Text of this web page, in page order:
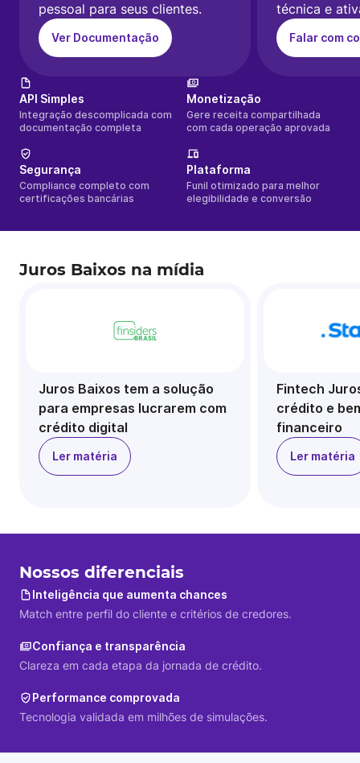
pessoal para seus clientes.
Ver Documentação
técnica e
Falar com
API Simples
Integração descomplicada com
documentação completa
Monetização
Gere receita compartilhada
com cada operação aprovada
Segurança
Compliance completo com
certificações bancárias
Plataforma
Funil otimizado para melhor
elegibilidade e conversão
Juros Baixos na mídia
Juros Baixos tem a solução
para empresas lucrarem com
crédito digital
Ler matéria
Fintech
crédito e
financeiro
Ler matéria
Nossos diferenciais
Inteligência que aumenta chances
Match entre perfil do cliente e critérios de credores.
Confiança e transparência
Clareza em cada etapa da jornada de crédito.
Performance comprovada
Tecnologia validada em milhões de simulações.